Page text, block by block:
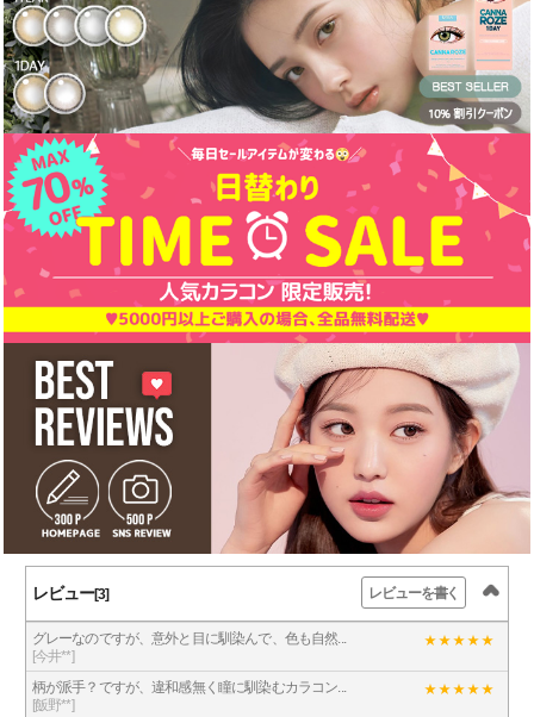
レビュー[3]
グレーなのですが、意外と目に馴染んで、色も自然...
[今井**]
柄が派手？ですが、違和感無く瞳に馴染むカラコン...
[飯野**]
レビューを書く